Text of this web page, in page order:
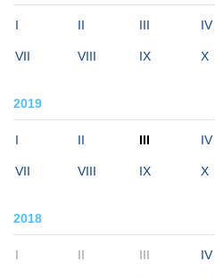
I II III IV
VII VIII IX X
2019
I II III IV
VII VIII IX X
2018
I II III IV